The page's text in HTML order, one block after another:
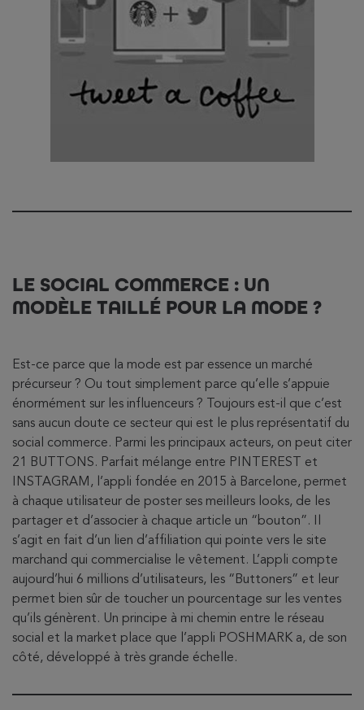
LE SOCIAL COMMERCE : UN
MODÈLE TAILLÉ POUR LA MODE ?
Est-ce parce que la mode est par essence un marché
précurseur ? Ou tout simplement parce qu’elle s’appuie
énormément sur les influenceurs ? Toujours est-il que c’est
sans aucun doute ce secteur qui est le plus représentatif du
social commerce. Parmi les principaux acteurs, on peut citer
21 BUTTONS. Parfait mélange entre PINTEREST et
INSTAGRAM, l’appli fondée en 2015 à Barcelone, permet
à chaque utilisateur de poster ses meilleurs looks, de les
partager et d’associer à chaque article un “bouton”. Il
s’agit en fait d’un lien d’affiliation qui pointe vers le site
marchand qui commercialise le vêtement. L’appli compte
aujourd’hui 6 millions d’utilisateurs, les “Buttoners” et leur
permet bien sûr de toucher un pourcentage sur les ventes
qu’ils génèrent. Un principe à mi chemin entre le réseau
social et la market place que l’appli POSHMARK a, de son
côté, développé à très grande échelle.